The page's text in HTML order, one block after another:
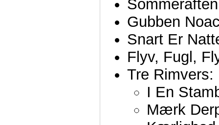
Sommeraften
Gubben
Snart Er
Flyv, Fugl,
Tre Rimvers:
I En
Mærk